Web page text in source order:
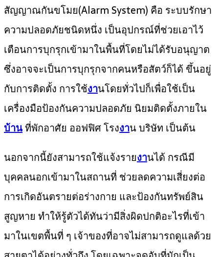
สัญญาณกันขโมย(Alarm System) คือ ระบบรักษา
ความปลอดภัยชนิดหนึ่ง เป็นอุปกรณ์ที่ช่วยเอาไว้
เตือนการบุกรุกเข้ามาในพื้นที่โดยไม่ได้รับอนุญาต
ซึ่งอาจจะเป็นการบุกรุกจากคนหรือสัตว์ก็ได้ ขึ้นอยู่
กับการติดตั้ง การใช้งานโดยทั่วไปก็เพื่อใช้เป็น
เครื่องมือป้องกันความปลอดภัย นิยมติดตั้งภายใน
บ้านที่พักอาศัย ออฟฟิศ โรงงาน บริษัท เป็นต้น
นอกจากนี้ยังสามารถใช้แจ้งรายงานได้ กรณีมี
บุคคลนอกเข้ามาในสถานที่ ช่วยลดความเสี่ยงต่อ
การเกิดอันตรายต่อร่างกาย และป้องกันทรัพย์สิน
สูญหาย ทำให้รู้ตัวได้ทันว่ามีสิ่งผิดปกติอะไรที่เข้า
มาในเขตพื้นที่ ๆ เจ้าของที่อาจไม่สามารถดูแลด้วย